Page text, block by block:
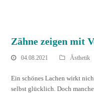
Zähne zeigen mit
04.08.2021 Ästhetik
Ein schönes Lachen wirkt
selbst glücklich. Doch